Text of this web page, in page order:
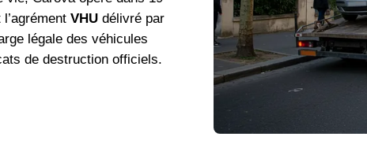
VHU délivré par
légale des véhicules
de destruction officiels.